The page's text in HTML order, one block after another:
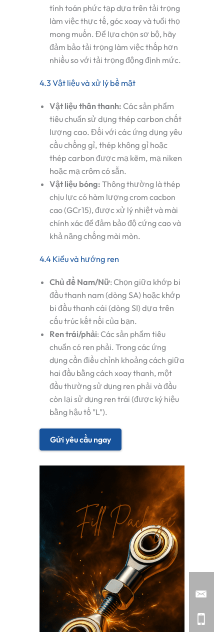
tính toán phức tạp dựa trên tải trọng
làm việc thực tế, góc xoay và tuổi thọ
mong muốn. Để lựa chọn sơ bộ, hãy
đảm bảo tải trọng làm việc thấp hơn
nhiều so với tải trọng động định mức.
4.3 Vật liệu và xử lý bề mặt
Vật liệu thân thanh: Các sản phẩm
tiêu chuẩn sử dụng thép carbon chất
lượng cao. Đối với các ứng dụng yêu
cầu chống gỉ, thép không gỉ hoặc
thép carbon được mạ kẽm, mạ niken
hoặc mạ crôm có sẵn.
Vật liệu bóng: Thông thường là thép
chịu lực có hàm lượng crom cacbon
cao (GCr15), được xử lý nhiệt và mài
chính xác để đảm bảo độ cứng cao và
khả năng chống mài mòn.
4.4 Kiểu và hướng ren
Chủ đề Nam/Nữ: Chọn giữa khớp bi
đầu thanh nam (dòng SA) hoặc khớp
bi đầu thanh cái (dòng SI) dựa trên
cấu trúc kết nối của bạn.
Ren trái/phải: Các sản phẩm tiêu
chuẩn có ren phải. Trong các ứng
dụng cần điều chỉnh khoảng cách giữa
hai đầu bằng cách xoay thanh, một
đầu thường sử dụng ren phải và đầu
còn lại sử dụng ren trái (được ký hiệu
bằng hậu tố "L").
Gửi yêu cầu ngay